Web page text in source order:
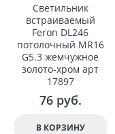
Светильник
встраиваемый
Feron DL246
потолочный MR16
G5.3 жемчужное
золото-хром арт
17897
76 руб.
В КОРЗИНУ